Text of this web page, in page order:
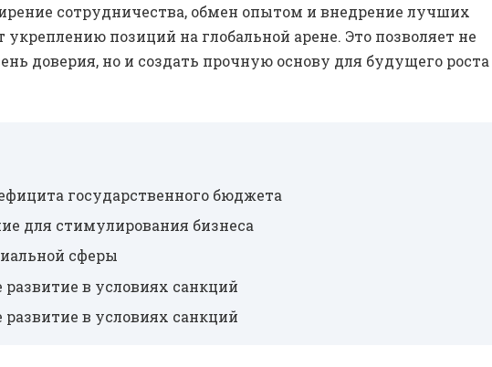
сотрудничества, обмен опытом и внедрение лучших
укреплению позиций на глобальной арене. Это позволяет не
доверия, но и создать прочную основу для будущего роста
государственного бюджета
для стимулирования бизнеса
сферы
развитие в условиях санкций
развитие в условиях санкций